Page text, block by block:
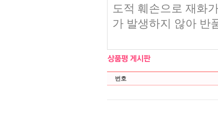
도적 훼손으로 재화
가 발생하지 않아 반